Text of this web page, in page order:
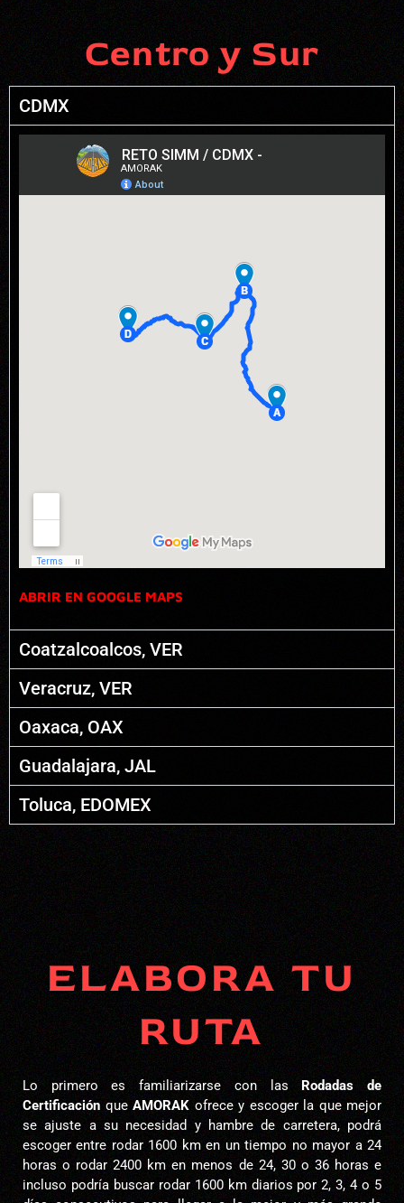
Centro y Sur
CDMX
ABRIR EN GOOGLE MAPS
Coatzalcoalcos, VER
Veracruz, VER
Oaxaca, OAX
Guadalajara, JAL
Toluca, EDOMEX
ELABORA TU
RUTA
Lo primero es familiarizarse con lasRodadas de
Certificación que AMORAK ofrece y escoger la que mejor
se ajuste a su necesidad y hambre de carretera, podrá
escoger entre rodar 1600 km en un tiempo no mayor a 24
horas o rodar 2400 km en menos de 24, 30 o 36 horas e
incluso podría buscar rodar 1600 km diarios por 2, 3, 4 o 5